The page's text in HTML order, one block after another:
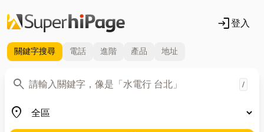
login登入
關鍵字搜尋 電話 進階 產品 地址
search
關鍵字 /
place
地區